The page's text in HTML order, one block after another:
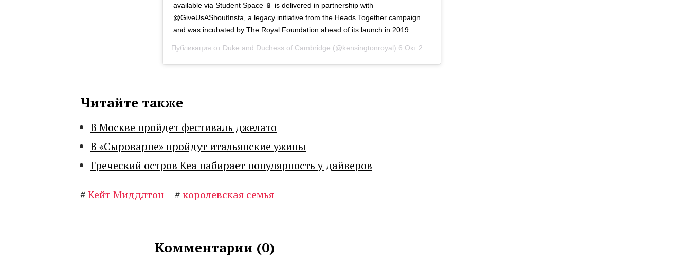
available via Student Space 📱 is delivered in partnership with
@GiveUsAShoutInsta, a legacy initiative from the Heads Together campaign
and was incubated by The Royal Foundation ahead of its launch in 2019.
Публикация от Duke and Duchess of Cambridge (@kensingtonroyal) 6 Окт 2020 в 9:27 PDT
Читайте также
В Москве пройдет фестиваль джелато
В «Сыроварне» пройдут итальянские ужины
Греческий остров Кеа набирает популярность у дайверов
#Кейт Миддлтон #королевская семья
Комментарии (0)